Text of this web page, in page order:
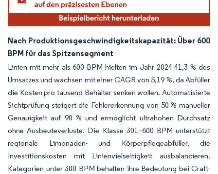
Nach Produktionsgeschwindigkeitskapazität: Über 600
BPM für das Spitzensegment
Linien mit mehr als 600 BPM hielten im Jahr 2024 41,3 % des
Umsatzes und wachsen mit einer CAGR von 5,19 %, da Abfüller
die Kosten pro tausend Behälter senken wollen. Automatisierte
Sichtprüfung steigert die Fehlererkennung von 50 % manueller
Genauigkeit auf 90 % und ermöglicht ultrahohen Durchsatz
ohne Ausbeuteverluste. Die Klasse 301–600 BPM unterstützt
regionale Limonaden- und Körperpflegeabfüller, die
Investitionskosten mit Linienvielseitigkeit ausbalancieren.
Kategorien unter 300 BPM behalten ihre Bedeutung bei Craft-